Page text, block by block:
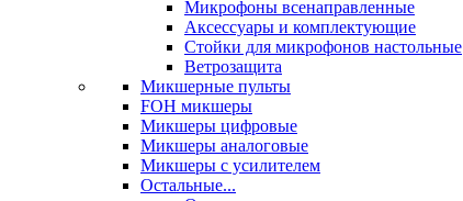
Микрофоны всенаправленные
Аксессуары и комплектующие
Стойки для микрофонов настольные
Ветрозащита
Микшерные пульты
FOH микшеры
Микшеры цифровые
Микшеры аналоговые
Микшеры с усилителем
Остальные...